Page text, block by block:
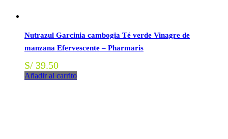
Nutrazul Garcinia cambogia Té verde Vinagre de
manzana Efervescente – Pharmaris
S/ 39.50
Añadir al carrito